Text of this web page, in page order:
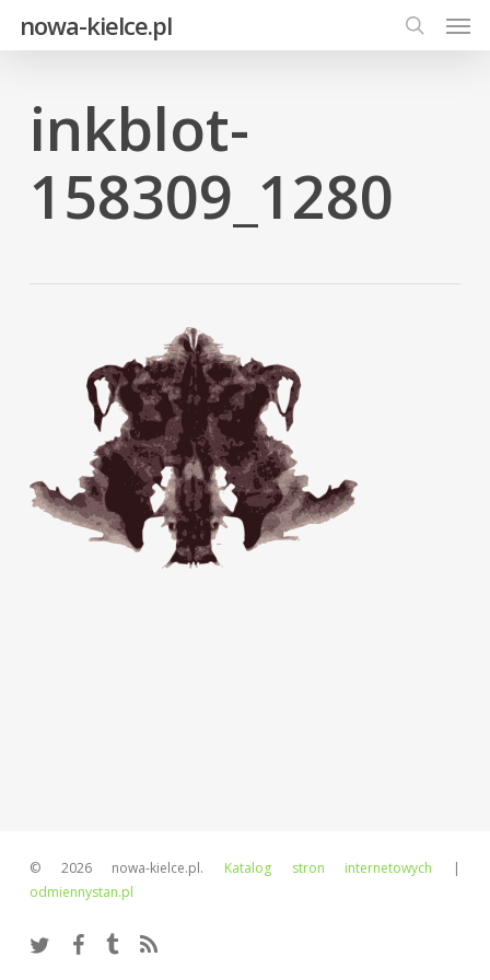
nowa-kielce.pl
search
inkblot-
158309_1280
© 2026 nowa-kielce.pl. Katalog stron internetowych |
odmiennystan.pl
twitter facebooktumblrRSS